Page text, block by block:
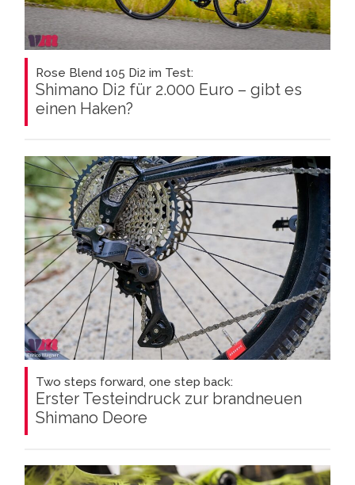
Rose Blend 105 Di2 im Test:
Shimano Di2 für 2.000 Euro – gibt es
einen Haken?
Two steps forward, one step back:
Erster Testeindruck zur brandneuen
Shimano Deore